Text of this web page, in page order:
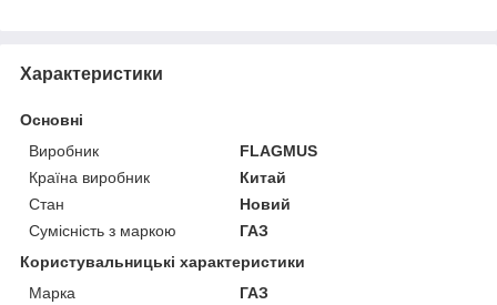
Характеристики
Основні
Виробник
FLAGMUS
Країна виробник
Китай
Стан
Новий
Сумісність з маркою
ГАЗ
Користувальницькі характеристики
Марка
ГАЗ